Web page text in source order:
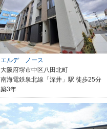
エルデ ノース
大阪府堺市中区八田北町
南海電鉄泉北線「深井」駅 徒歩25分
築3年